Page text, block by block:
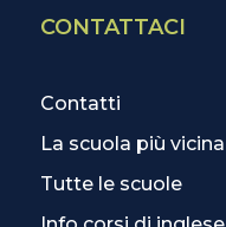
CONTATTACI
Contatti
La scuola più vicina
Tutte le scuole